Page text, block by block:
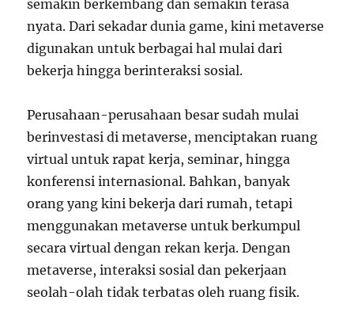
semakin berkembang dan semakin terasa
nyata. Dari sekadar dunia game, kini metaverse
digunakan untuk berbagai hal mulai dari
bekerja hingga berinteraksi sosial.
Perusahaan-perusahaan besar sudah mulai
berinvestasi di metaverse, menciptakan ruang
virtual untuk rapat kerja, seminar, hingga
konferensi internasional. Bahkan, banyak
orang yang kini bekerja dari rumah, tetapi
menggunakan metaverse untuk berkumpul
secara virtual dengan rekan kerja. Dengan
metaverse, interaksi sosial dan pekerjaan
seolah-olah tidak terbatas oleh ruang fisik.